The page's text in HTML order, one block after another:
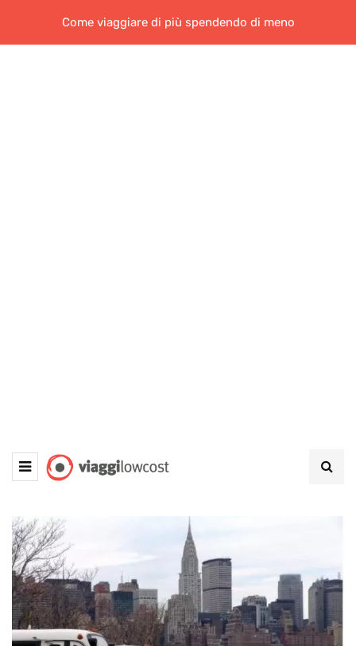
Come viaggiare di più spendendo di meno